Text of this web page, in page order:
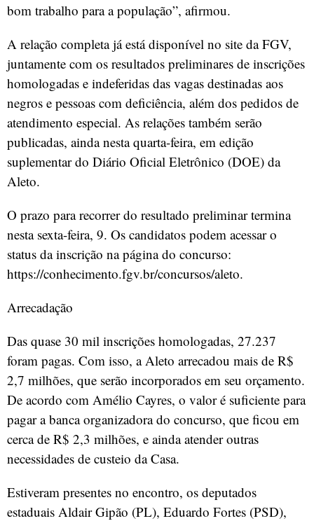
bom trabalho para a população”, afirmou.
A relação completa já está disponível no site da FGV,
juntamente com os resultados preliminares de inscrições
homologadas e indeferidas das vagas destinadas aos
negros e pessoas com deficiência, além dos pedidos de
atendimento especial. As relações também serão
publicadas, ainda nesta quarta-feira, em edição
suplementar do Diário Oficial Eletrônico (DOE) da
Aleto.
O prazo para recorrer do resultado preliminar termina
nesta sexta-feira, 9. Os candidatos podem acessar o
status da inscrição na página do concurso:
https://conhecimento.fgv.br/concursos/aleto.
Arrecadação
Das quase 30 mil inscrições homologadas, 27.237
foram pagas. Com isso, a Aleto arrecadou mais de R$
2,7 milhões, que serão incorporados em seu orçamento.
De acordo com Amélio Cayres, o valor é suficiente para
pagar a banca organizadora do concurso, que ficou em
cerca de R$ 2,3 milhões, e ainda atender outras
necessidades de custeio da Casa.
Estiveram presentes no encontro, os deputados
estaduais Aldair Gipão (PL), Eduardo Fortes (PSD),